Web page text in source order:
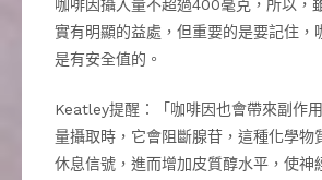
咖啡因攝入量不超過400毫克，所以，
實有明顯的益處，但重要的是要記住，
是有安全值的。
Keatley提醒：「咖啡因也會帶來副作
量攝取時，它會阻斷腺苷，這種化學物
休息信號，進而增加皮質醇水平，使神